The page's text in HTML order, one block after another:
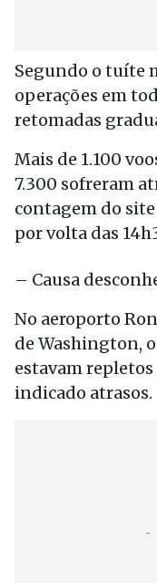
Segundo o tuíte
operações em
retomadas
Mais de 1.100
7.300 sofreram
contagem do
por volta das
– Causa
No aeroporto
de Washington,
estavam
indicado atrasos.